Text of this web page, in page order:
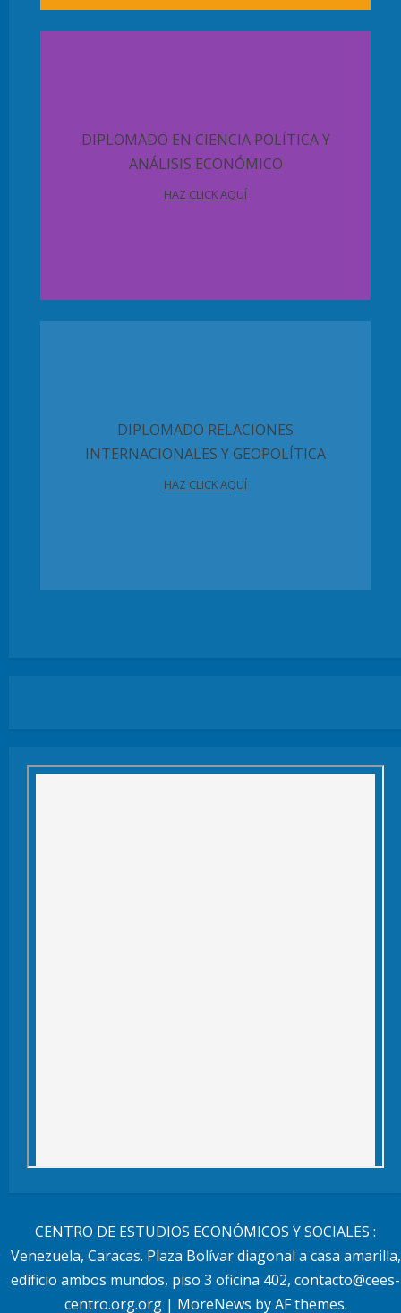
DIPLOMADO EN CIENCIA POLÍTICA Y
ANÁLISIS ECONÓMICO
HAZ CLICK AQUÍ
DIPLOMADO RELACIONES
INTERNACIONALES Y GEOPOLÍTICA
HAZ CLICK AQUÍ
CENTRO DE ESTUDIOS ECONÓMICOS Y SOCIALES :
Venezuela, Caracas. Plaza Bolívar diagonal a casa amarilla,
edificio ambos mundos, piso 3 oficina 402, contacto@cees-
centro.org.org | MoreNews by AF themes.